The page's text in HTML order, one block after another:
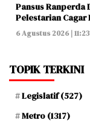
Pansus Ranperda
Pelestarian Cagar
6 Agustus 2026 |
TOPIK TERKINI
Legislatif(527)
Metro (1317)